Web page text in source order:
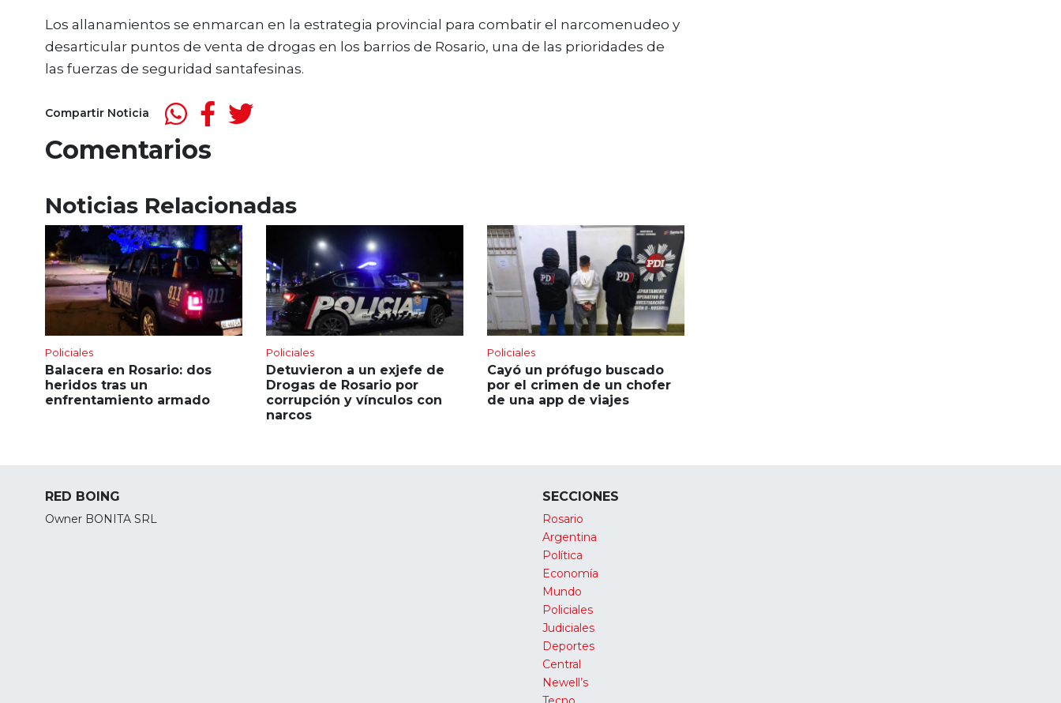
Los allanamientos se enmarcan en la estrategia provincial para combatir el narcomenudeo y
desarticular puntos de venta de drogas en los barrios de Rosario, una de las prioridades de
las fuerzas de seguridad santafesinas.
Compartir Noticia
Comentarios
Noticias Relacionadas
Policiales
Balacera en Rosario: dos
heridos tras un
enfrentamiento armado
Policiales
Detuvieron a un exjefe de
Drogas de Rosario por
corrupción y vínculos con
narcos
Policiales
Cayó un prófugo buscado
por el crimen de un chofer
de una app de viajes
RED BOING
Owner BONITA SRL
SECCIONES
Rosario
Argentina
Política
Economía
Mundo
Policiales
Judiciales
Deportes
Central
Newell’s